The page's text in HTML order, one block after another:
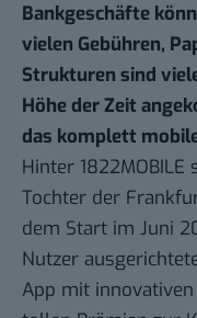
Bankgeschäfte
vielen Gebühren,
Strukturen sind
Höhe der Zeit
das komplett
Hinter
Tochter der
dem Start im Juni
Nutzer
App mit